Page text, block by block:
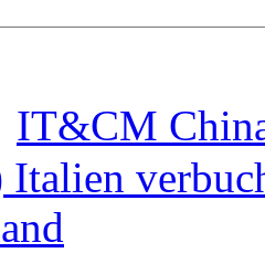
IT&CM
Italien